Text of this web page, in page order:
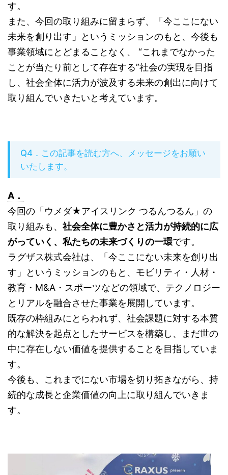
す。
また、今回の取り組みに留まらず、「今ここにない
未来を創り出す」というミッションのもと、今後も
事業領域にとどまることなく、 “これまでなかった
ことが当たり前として存在する”社会の実現を目指
し、社会全体に活力が波及する未来の創出に向けて
取り組んでいきたいと考えています。
Q4．この記事を読む方へ、メッセージをお願い
いたします。
A．
今回の「ウメダ★アイスリンク つるんつるん」の
取り組みも、 社会全体に豊かさと活力が持続的に広
がっていく、私たちの未来づくりの一環です。
ラグザス株式会社は、「今ここにない未来を創り出
す」というミッションのもと、モビリティ・人材・
教育・M&A・スポーツなどの領域で、テクノロジー
とリアルを融合させた事業を展開しています。
既存の枠組みにとらわれず、社会課題に対する本質
的な解決を起点としたサービスを構築し、まだ世の
中に存在しない価値を提供することを目指していま
す。
今後も、これまでにない市場を切り拓きながら、持
続的な成長と企業価値の向上に取り組んでいきま
す。